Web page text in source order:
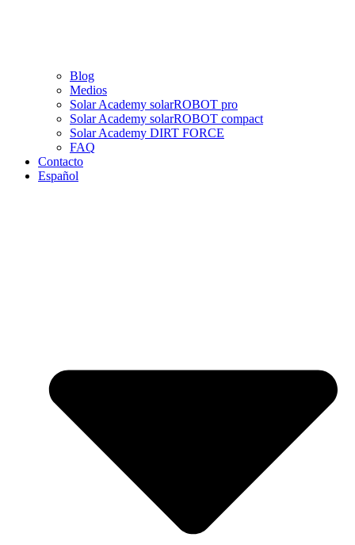
Blog
Medios
Solar Academy solarROBOT pro
Solar Academy solarROBOT compact
Solar Academy DIRT FORCE
FAQ
Contacto
Español